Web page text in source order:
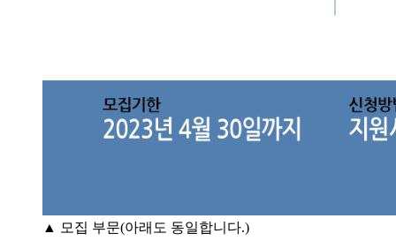
▲ 모집 부문(아래도 동일합니다.)